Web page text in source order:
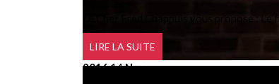
Le Chef Fred Chappuis vous propose :
LIRE LA SUITE
201614Nov